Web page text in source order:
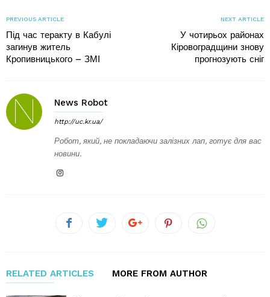
PREVIOUS ARTICLE
Під час теракту в Кабулі
загинув житель
Кропивницького – ЗМІ
NEXT ARTICLE
У чотирьох районах
Кіровоградщини знову
прогнозують сніг
News Robot
http://uc.kr.ua/
Робот, який, не покладаючи залізних лап, готує для вас
новини.
RELATED ARTICLES MORE FROM AUTHOR